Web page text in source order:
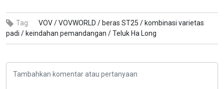
Tag: VOV /VOVWORLD / beras ST25 / kombinasi varietas
padi / keindahan pemandangan /Teluk Ha Long